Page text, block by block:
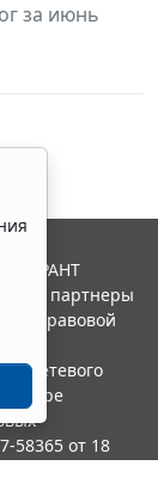
за июнь
ГАРАНТ
и ее партнеры
правовой
сетевого
сфере
58365 от 18